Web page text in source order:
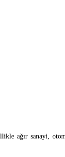
ağır sanayi,